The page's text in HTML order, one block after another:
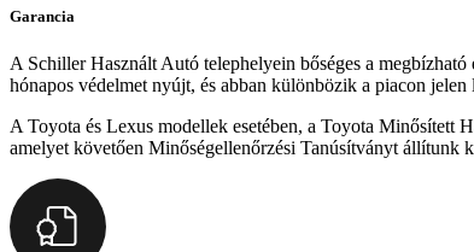
Garancia
A Schiller Használt Autó telephelyein bőséges a
hónapos védelmet nyújt, és abban különbözik a piacon
A Toyota és Lexus modellek esetében, a Toyota Minősített
amelyet követően Minőségellenőrzési Tanúsítványt állítunk